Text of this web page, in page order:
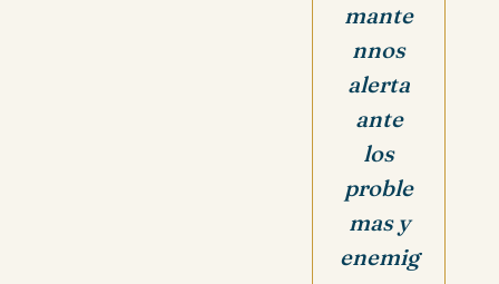
mante
nnos
alerta
ante
los
proble
mas y
enemig